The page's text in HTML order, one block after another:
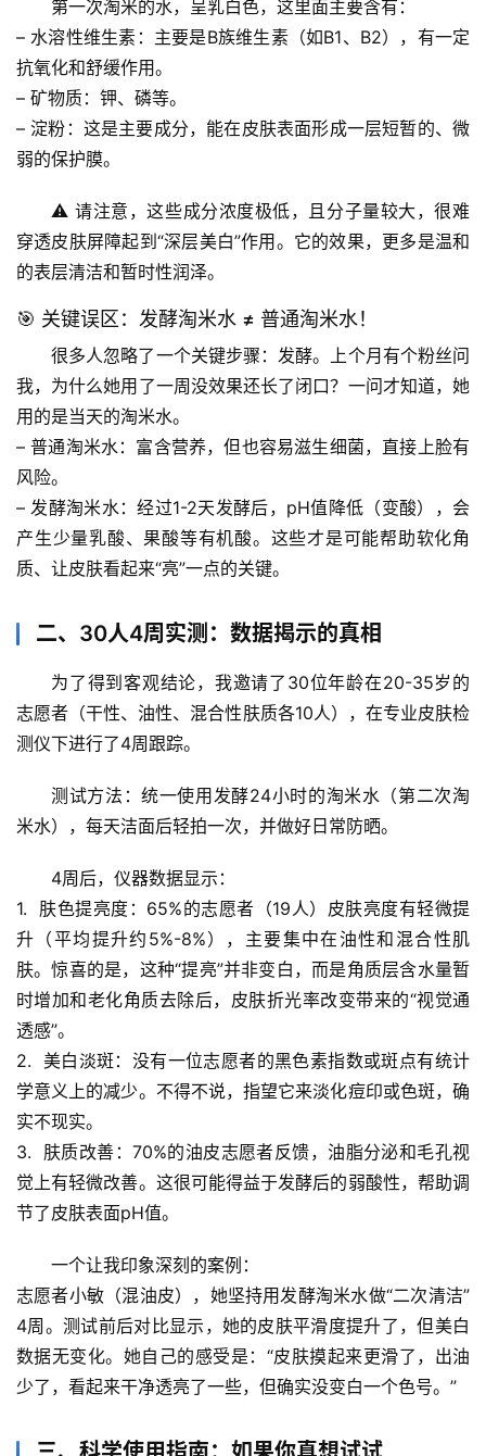
首
页
专
表
自
然
物
第一次淘米的水，呈乳白色，这里面主要含有：
– 水溶性维生素 ：主要是B族维生素（如B1、B2），有一定
抗氧化和舒缓作用。
– 矿物质：钾、磷等。
– 淀粉 ：这是主要成分，能在皮肤表面形成一层短暂的、微
弱的保护膜。
⚠️ 请注意，这些成分浓度极低，且分子量较大，很难
穿透皮肤屏障起到“深层美白”作用。它的效果，更多是温和
的表层清洁和暂时性润泽。
🎯 关键误区：发酵淘米水 ≠ 普通淘米水！
很多人忽略了一个关键步骤：发酵。上个月有个粉丝问
我，为什么她用了一周没效果还长了闭口？一问才知道，她
用的是当天的淘米水。
– 普通淘米水：富含营养，但也容易滋生细菌，直接上脸有
风险。
– 发酵淘米水：经过1-2天发酵后，pH值降低（变酸），会
产生少量乳酸、果酸等有机酸。这些才是可能帮助软化角
质、让皮肤看起来“亮”一点的关键。
二、30人4周实测：数据揭示的真相
为了得到客观结论，我邀请了30位年龄在20-35岁的
志愿者（干性、油性、混合性肤质各10人），在专业皮肤检
测仪下进行了4周跟踪。
测试方法 ：统一使用 发酵24小时的淘米水（第二次淘
米水），每天洁面后轻拍一次，并做好日常防晒。
4周后，仪器数据显示 ：
1. 肤色提亮度 ：65%的志愿者（19人）皮肤亮度有轻微提
升 （平均提升约5%-8%），主要集中在油性和混合性肌
肤。惊喜的是，这种“提亮”并非变白，而是角质层含水量暂
时增加和老化角质去除后，皮肤折光率改变带来的“视觉通
透感”。
2. 美白淡斑： 没有一位志愿者的黑色素指数或斑点有统计
学意义上的减少。不得不说，指望它来淡化痘印或色斑，确
实不现实。
3. 肤质改善 ：70%的油皮志愿者反馈， 油脂分泌和毛孔视
觉上有轻微改善。这很可能得益于发酵后的弱酸性，帮助调
节了皮肤表面pH值。
一个让我印象深刻的案例 ：
志愿者小敏（混油皮），她坚持用发酵淘米水做“二次清洁”
4周。测试前后对比显示，她的皮肤平滑度提升了，但美白
数据无变化。她自己的感受是：“皮肤摸起来更滑了，出油
少了，看起来干净透亮了一些，但确实没变白一个色号。”